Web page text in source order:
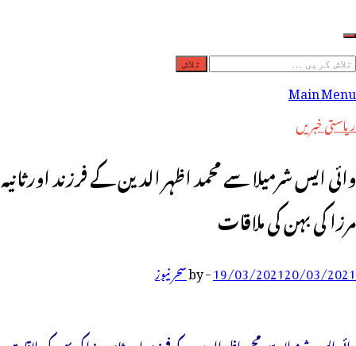
تلاش
کریں
برائے:
Main Menu
ریاستی خبریں
وائی ایس شرمیلا سے محمد اظہر الدین کے فرزند اورثانیہ
مرزا کی بہن کی ملاقات
19/03/202120/03/2021
-
byسحر نیوز